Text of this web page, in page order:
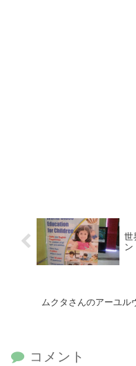
世
ン
ムクタさんのアーユル
コメント